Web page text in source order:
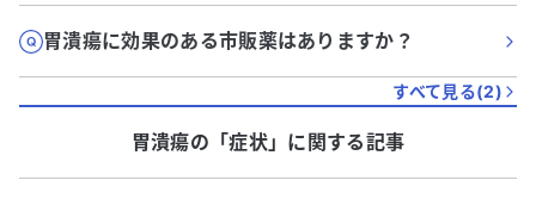
胃潰瘍に効果のある市販薬はありますか？
すべて見る(2)
胃潰瘍の「症状」に関する記事